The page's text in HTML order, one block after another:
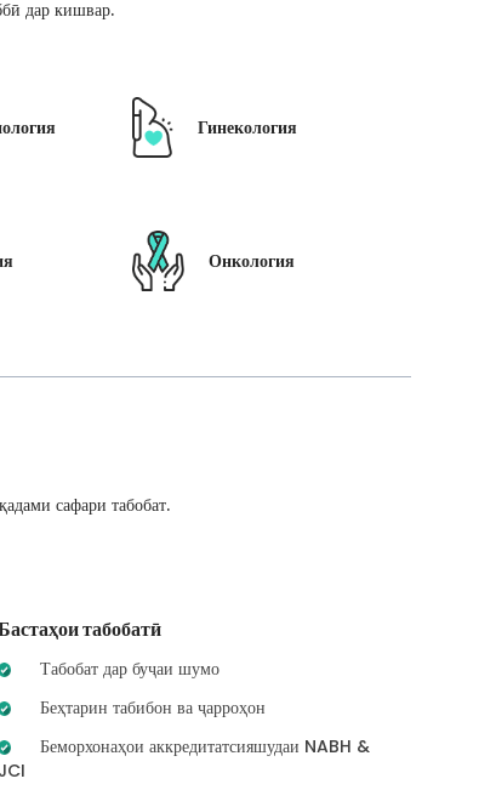
дар кишвар.
Гинекология
Онкология
сафари табобат.
табобатӣ
Табобат дар буҷаи шумо
Беҳтарин табибон ва ҷарроҳон
Беморхонаҳои аккредитатсияшудаи NABH &
JCI